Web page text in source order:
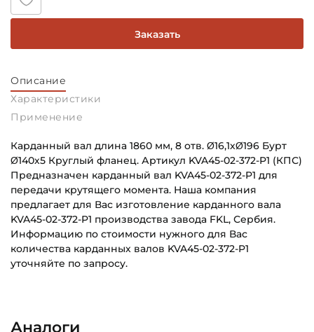
Заказать
Описание
Характеристики
Применение
Карданный вал длина 1860 мм, 8 отв. Ø16,1хØ196 Бурт
Ø140х5 Круглый фланец. Артикул KVA45-02-372-P1 (КПС)
Предназначен карданный вал KVA45-02-372-P1 для
передачи крутящего момента. Наша компания
предлагает для Вас изготовление карданного вала
KVA45-02-372-P1 производства завода FKL, Сербия.
Информацию по стоимости нужного для Вас
количества карданных валов KVA45-02-372-P1
уточняйте по запросу.
Аналоги